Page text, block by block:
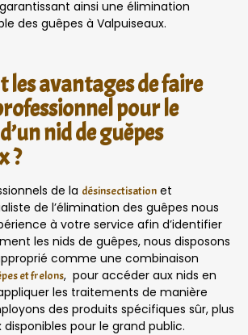
ainsi une élimination
des guêpes à Valpuiseaux.
les avantages de faire
pour le
nid de guêpes
?
de la désinsectisation et
de l’élimination des guêpes nous
à votre service afin d’identifier
les nids de guêpes, nous disposons
comme une combinaison
et frelons, pour accéder aux nids en
les traitements de manière
des produits spécifiques sûr, plus
pour le grand public.